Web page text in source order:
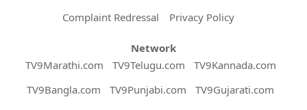
Complaint Redressal
Privacy Policy
Network
TV9Marathi.com
TV9Telugu.com
TV9Kannada.com
TV9Bangla.com
TV9Punjabi.com
TV9Gujarati.com